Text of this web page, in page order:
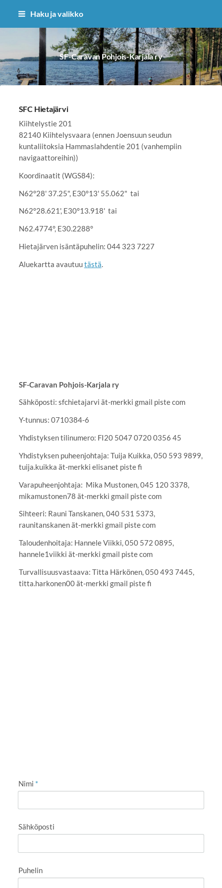
Siirry
Haku ja valikko
SF-Caravan Pohjois-Karjala ry
SFC Hietajärvi
Kiihtelystie 201
82140 Kiihtelysvaara (ennen Joensuun seudun
kuntaliitoksia Hammaslahdentie 201 (vanhempiin
navigaattoreihin))
Koordinaatit (WGS84):
N62°28' 37.25", E30°13' 55.062" tai
N62°28.621', E30°13.918' tai
N62.4774°, E30.2288°
Hietajärven isäntäpuhelin: 044 323 7227
Aluekartta avautuutästä.
SF-Caravan Pohjois-Karjala ry
Sähköposti: sfchietajarvi ät-merkki gmail piste com
Y-tunnus: 0710384-6
Yhdistyksen tilinumero: FI20 5047 0720 0356 45
Yhdistyksen puheenjohtaja: Tuija Kuikka, 050 593 9899,
tuija.kuikka ät-merkki elisanet piste fi
Varapuheenjohtaja: Mika Mustonen, 045 120 3378,
mikamustonen78 ät-merkki gmail piste com
Sihteeri: Rauni Tanskanen, 040 531 5373,
raunitanskanen ät-merkki gmail piste com
Taloudenhoitaja: Hannele Viikki, 050 572 0895,
hannele1viikki ät-merkki gmail piste com
Turvallisuusvastaava: Titta Härkönen, 050 493 7445,
titta.harkonen00 ät-merkki gmail piste fi
Nimi *
Sähköposti
Puhelin